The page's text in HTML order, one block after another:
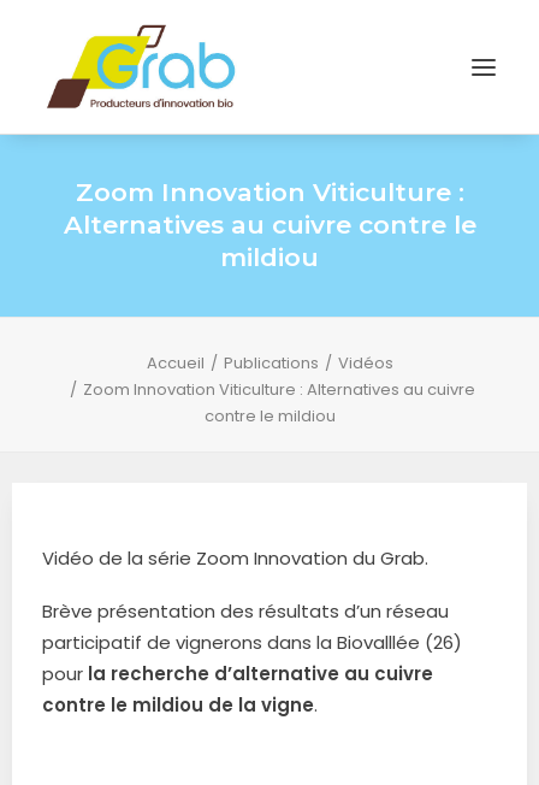
Zoom Innovation Viticulture :
Alternatives au cuivre contre le
mildiou
Accueil Publications
Vidéos
Zoom Innovation Viticulture : Alternatives au cuivre
contre le mildiou
Vidéo de la série Zoom Innovation du Grab.
Brève présentation des résultats d’un réseau
participatif de vignerons dans la Biovalllée (26)
pour la recherche d’alternative au cuivre
contre le mildiou de la vigne.